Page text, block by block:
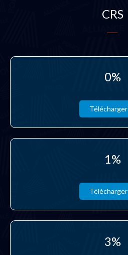
CRS
0%
Télécharger
1%
Télécharger
3%